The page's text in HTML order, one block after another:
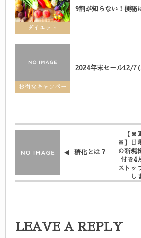
ダイエット
9割が知らない！便秘
お得なキャンペー
2024年末セール12/7(
糖化とは？
【※
※】日
の新規
付を4
ストッ
し
LEAVE A REPLY